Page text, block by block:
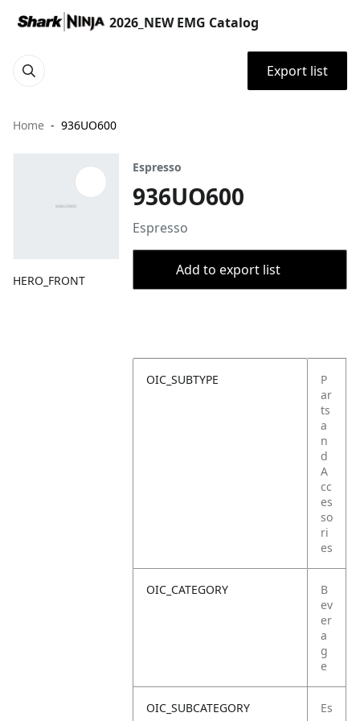
2026_NEW EMG Catalog
Export list
Home 936UO600
HERO_FRONT
Espresso
936UO600
Espresso
Add to export list
OIC_SUBTYPE
P
ar
ts
a
n
d
A
cc
es
so
ri
es
OIC_CATEGORY
B
ev
er
a
g
e
OIC_SUBCATEGORY
Es